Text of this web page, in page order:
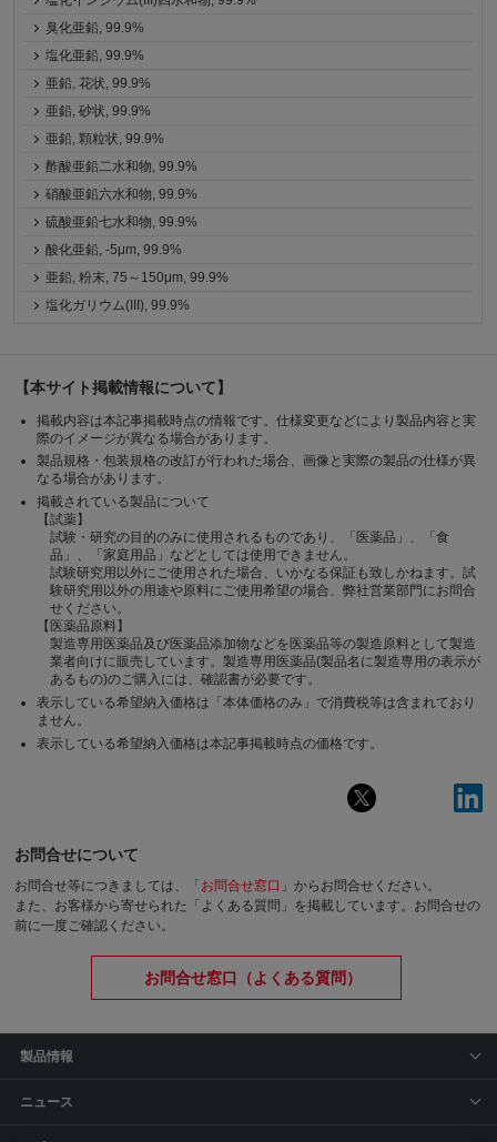
臭化亜鉛, 99.9%
塩化亜鉛, 99.9%
亜鉛, 花状, 99.9%
亜鉛, 砂状, 99.9%
亜鉛, 顆粒状, 99.9%
酢酸亜鉛二水和物, 99.9%
硝酸亜鉛六水和物, 99.9%
硫酸亜鉛七水和物, 99.9%
酸化亜鉛, -5μm, 99.9%
亜鉛, 粉末, 75～150μm, 99.9%
塩化ガリウム(III), 99.9%
【本サイト掲載情報について】
掲載内容は本記事掲載時点の情報です。仕様変更などにより製品内容と実
際のイメージが異なる場合があります。
製品規格・包装規格の改訂が行われた場合、画像と実際の製品の仕様が異
なる場合があります。
掲載されている製品について
【試薬】
試験・研究の目的のみに使用されるものであり、「医薬品」、「食
品」、「家庭用品」などとしては使用できません。
試験研究用以外にご使用された場合、いかなる保証も致しかねます。試
験研究用以外の用途や原料にご使用希望の場合、弊社営業部門にお問合
せください。
【医薬品原料】
製造専用医薬品及び医薬品添加物などを医薬品等の製造原料として製造
業者向けに販売しています。製造専用医薬品(製品名に製造専用の表示が
あるもの)のご購入には、確認書が必要です。
表示している希望納入価格は「本体価格のみ」で消費税等は含まれており
ません。
表示している希望納入価格は本記事掲載時点の価格です。
お問合せについて
お問合せ等につきましては、「お問合せ窓口 」からお問合せください。
また、お客様から寄せられた「よくある質問」を掲載しています。お問合せの
前に一度ご確認ください。
お問合せ窓口（よくある質問）
製品情報
ニュース